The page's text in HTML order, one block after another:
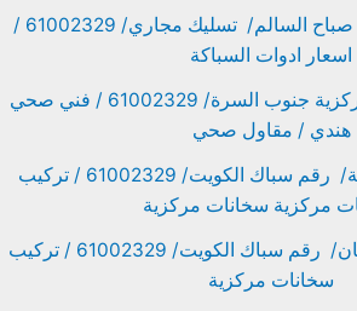
افضل فني صحي علي صباح السالم/ تسليك مجاري/ 61002329 /
اسعار ادوات السباكة
فني تركيب سخانات مركزية جنوب السرة/ 61002329 / فني صحي
هندي / مقاول صحي
تسليك مجاري الدسمة/ رقم سباك الكويت/ 61002329 / تركيب
مركزية سخانات مركزية
تسليك مجاري أم الهيمان/ رقم سباك الكويت/ 61002329 / تركيب
سخانات مركزية